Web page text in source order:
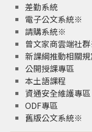
差勤系統
電子公文系統※
請購系統※
曾文家商雲端社
新課綱推動相關
公開授課專區
本土語課程
資通安全維護專區
ODF專區
舊版公文系統※